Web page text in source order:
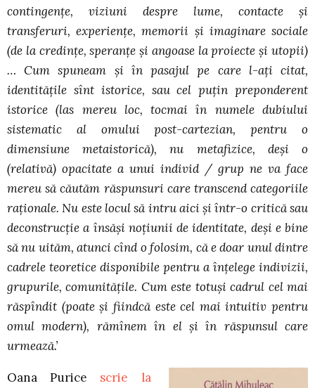
contingenţe, viziuni despre lume, contacte şi
transferuri, experienţe, memorii şi imaginare sociale
(de la credinţe, speranţe şi angoase la proiecte şi utopii)
… Cum spuneam şi în pasajul pe care l-aţi citat,
identităţile sînt istorice, sau cel puţin preponderent
istorice (las mereu loc, tocmai în numele dubiului
sistematic al omului post-cartezian, pentru o
dimensiune metaistorică), nu metafizice, deşi o
(relativă) opacitate a unui individ / grup ne va face
mereu să căutăm răspunsuri care transcend categoriile
raţionale. Nu este locul să intru aici şi într-o critică sau
deconstrucţie a însăşi noţiunii de identitate, deşi e bine
să nu uităm, atunci cînd o folosim, că e doar unul dintre
cadrele teoretice disponibile pentru a înţelege indivizii,
grupurile, comunităţile. Cum este totuşi cadrul cel mai
răspîndit (poate şi fiindcă este cel mai intuitiv pentru
omul modern), rămînem în el şi în răspunsul care
urmează.’
Oana Purice scrie la